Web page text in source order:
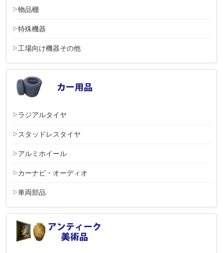
物品棚
特殊機器
工場向け機器その他
ラジアルタイヤ
スタッドレスタイヤ
アルミホイール
カーナビ・オーディオ
車両部品